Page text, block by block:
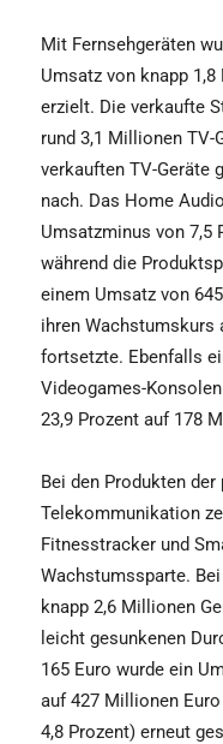
Mit Fernsehgeräten
Umsatz von knapp
erzielt. Die verkaufte
rund 3,1 Millionen
verkauften TV-Geräte
nach. Das Home
Umsatzminus von 7,5
während die
einem Umsatz von
ihren Wachstumskurs
fortsetzte. Ebenfalls
Videogames-
23,9 Prozent auf 178
Bei den Produkten
Telekommunikation
Fitnesstracker und
Wachstumssparte.
knapp 2,6 Millionen
leicht gesunkenen
165 Euro wurde ein
auf 427 Millionen
4,8 Prozent) erneut